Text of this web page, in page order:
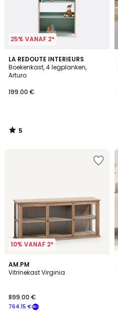
25% VANAF 2*
LA REDOUTE INTERIEURS
Boekenkast, 4 legplanken,
Arturo
199.00 €
5
/
5
5
/
10% VANAF 2*
AM.PM
Vitrinekast Virginia
764.15 €
899.00 €
4.4
/ 5